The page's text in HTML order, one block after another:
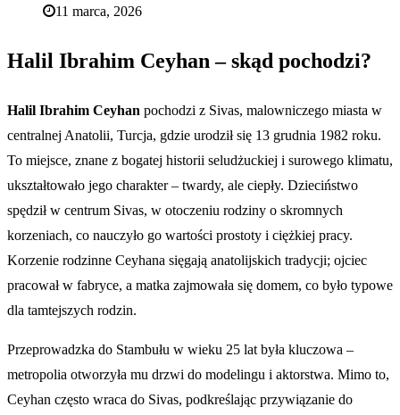
11 marca, 2026
Halil Ibrahim Ceyhan – skąd pochodzi?
Halil Ibrahim Ceyhan pochodzi z Sivas, malowniczego miasta w
centralnej Anatolii, Turcja, gdzie urodził się 13 grudnia 1982 roku.
To miejsce, znane z bogatej historii seludżuckiej i surowego klimatu,
ukształtowało jego charakter – twardy, ale ciepły. Dzieciństwo
spędził w centrum Sivas, w otoczeniu rodziny o skromnych
korzeniach, co nauczyło go wartości prostoty i ciężkiej pracy.
Korzenie rodzinne Ceyhana sięgają anatolijskich tradycji; ojciec
pracował w fabryce, a matka zajmowała się domem, co było typowe
dla tamtejszych rodzin.
Przeprowadzka do Stambułu w wieku 25 lat była kluczowa –
metropolia otworzyła mu drzwi do modelingu i aktorstwa. Mimo to,
Ceyhan często wraca do Sivas, podkreślając przywiązanie do